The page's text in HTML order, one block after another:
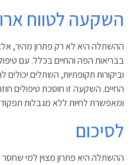
השקעה לטווח
ההשתלה היא לא רק פתרון מהיר,
בבריאות הפה והחיים בכלל. עם
וביקורות תקופתיות, השתלים
החיים. השקעה זו חוסכת טיפולים
ומאפשרת לחיות ללא מגבלות
לסיכום
ההשתלה היא פתרון מצוין למי